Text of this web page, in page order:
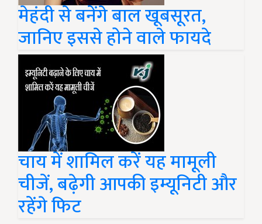
मेहंदी से बनेंगे बाल खूबसूरत,
जानिए इससे होने वाले फायदे
चाय में शामिल करें यह मामूली
चीजें, बढ़ेगी आपकी इम्यूनिटी और
रहेंगे फिट